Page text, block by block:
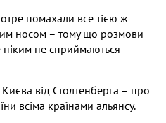
помахали все тією ж
носом – тому що розмови
не сприймаються
від Столтенберга – про
всіма країнами альянсу.